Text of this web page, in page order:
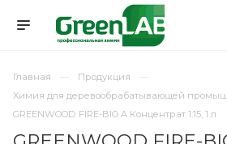
Главная
Продукция
Химия для деревообрабатывающей
GREENWOOD FIRE-BIO A Концентрат 1:15, 1 л